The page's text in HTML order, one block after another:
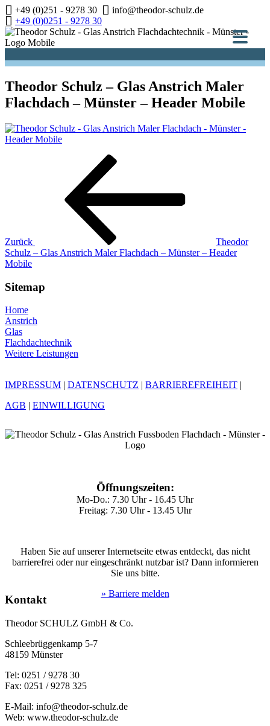
Zum
Inhalt
springen
+49 (0)251 - 9278 30
info@theodor-schulz.de
+49 (0)0251 - 9278 30
Theodor Schulz – Glas Anstrich Maler
Flachdach – Münster – Header Mobile
Beitragsnavigation
Zurück
Theodor
Schulz – Glas Anstrich Maler Flachdach – Münster – Header
Mobile
Sitemap
Home
Anstrich
Glas
Flachdachtechnik
Weitere Leistungen
IMPRESSUM | DATENSCHUTZ | BARRIEREFREIHEIT |
AGB | EINWILLIGUNG
Öffnungszeiten:
Mo-Do.: 7.30 Uhr - 16.45 Uhr
Freitag: 7.30 Uhr - 13.45 Uhr
Haben Sie auf unserer Internetseite etwas entdeckt, das nicht
barrierefrei oder nur eingeschränkt nutzbar ist? Dann informieren
Sie uns bitte.
» Barriere melden
Kontakt
Theodor SCHULZ GmbH & Co.
Schleebrüggenkamp 5-7
48159 Münster
Tel: 0251 / 9278 30
Fax: 0251 / 9278 325
E-Mail: info@theodor-schulz.de
Web: www.theodor-schulz.de